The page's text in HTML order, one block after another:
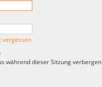
vergessen
während dieser Sitzung verbergen